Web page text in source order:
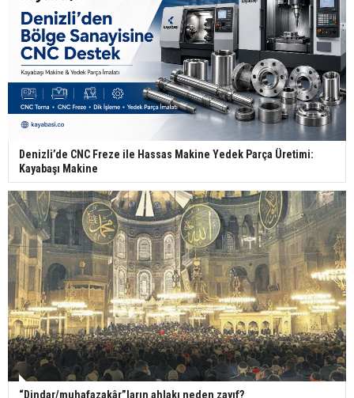
Denizli’de CNC Freze ile Hassas Makine Yedek Parça Üretimi:
Kayabaşı Makine
“Dindar/muhafazakâr”ların ahlakı neden zayıf?